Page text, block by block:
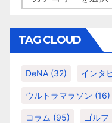
テ
リ
TAG CLOUD
DeNA (32) インタ
ウルトラマラソン (16)
コラム (95) ゴルフ